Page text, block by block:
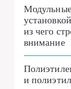
из чего
внимание
и